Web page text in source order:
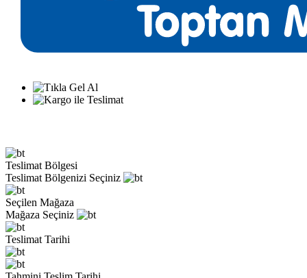
Teslimat Bölgesi
Teslimat Bölgenizi Seçiniz
Seçilen Mağaza
Mağaza Seçiniz
Teslimat Tarihi